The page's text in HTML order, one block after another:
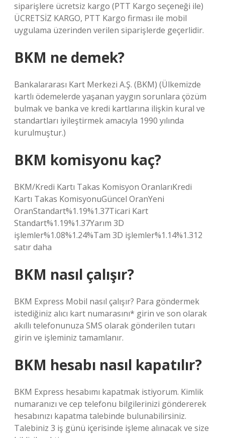
siparişlere ücretsiz kargo (PTT Kargo seçeneği ile)
ÜCRETSİZ KARGO, PTT Kargo firması ile mobil
uygulama üzerinden verilen siparişlerde geçerlidir.
BKM ne demek?
Bankalararası Kart Merkezi A.Ş. (BKM) (Ülkemizde
kartlı ödemelerde yaşanan yaygın sorunlara çözüm
bulmak ve banka ve kredi kartlarına ilişkin kural ve
standartları iyileştirmek amacıyla 1990 yılında
kurulmuştur.)
BKM komisyonu kaç?
BKM/Kredi Kartı Takas Komisyon OranlarıKredi
Kartı Takas KomisyonuGüncel OranYeni
OranStandart%1.19%1.37Ticari Kart
Standart%1.19%1.37Yarım 3D
işlemler%1.08%1.24%Tam 3D işlemler%1.14%1.312
satır daha
BKM nasıl çalışır?
BKM Express Mobil nasıl çalışır? Para göndermek
istediğiniz alıcı kart numarasını* girin ve son olarak
akıllı telefonunuza SMS olarak gönderilen tutarı
girin ve işleminiz tamamlanır.
BKM hesabı nasıl kapatılır?
BKM Express hesabımı kapatmak istiyorum. Kimlik
numaranızı ve cep telefonu bilgilerinizi göndererek
hesabınızı kapatma talebinde bulunabilirsiniz.
Talebiniz 3 iş günü içerisinde işleme alınacak ve size